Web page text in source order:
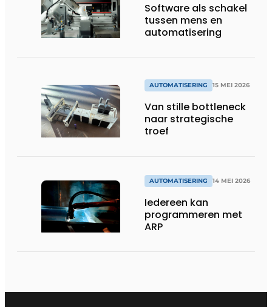
Software als schakel
tussen mens en
automatisering
AUTOMATISERING 15 MEI 2026
Van stille bottleneck
naar strategische
troef
AUTOMATISERING 14 MEI 2026
Iedereen kan
programmeren met
ARP